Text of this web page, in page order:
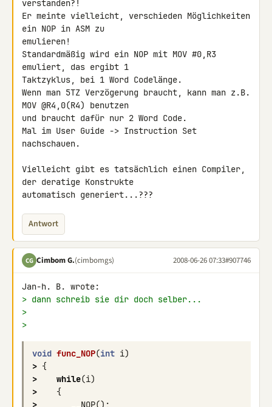
verstanden?!
Er meinte vielleicht, verschieden Möglichkeiten
ein NOP in ASM zu
emulieren!
Standardmäßig wird ein NOP mit MOV #0,R3
emuliert, das ergibt 1
Taktzyklus, bei 1 Word Codelänge.
Wenn man 5TZ Verzögerung braucht, kann man z.B.
MOV @R4,0(R4) benutzen
und braucht dafür nur 2 Word Code.
Mal im User Guide -> Instruction Set
nachschauen.
Vielleicht gibt es tatsächlich einen Compiler,
der deratige Konstrukte
automatisch generiert...???
Antwort
CG Cimbom G.(cimbomgs) 2008-06-26 07:33#907746
> dann schreib sie dir doch selber...
>
>
void func_NOP(int i)
> {
>
while(i)
>
{
>
__NOP();